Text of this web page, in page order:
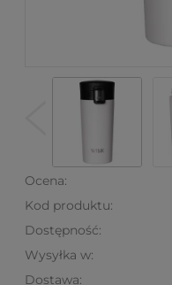
Ocena:
Kod produktu:
Dostępność:
Wysyłka w:
Dostawa: